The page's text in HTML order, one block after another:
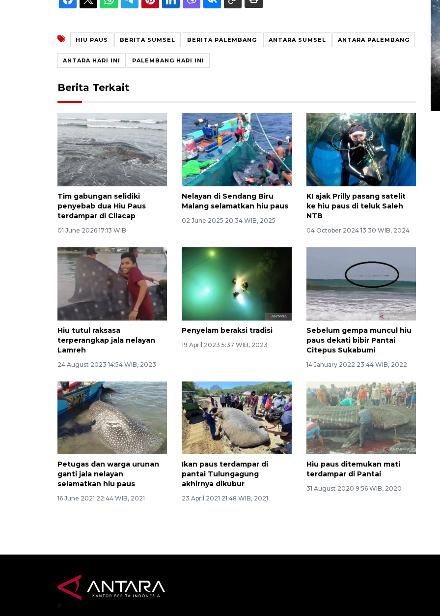
HIU PAUS BERITA SUMSEL BERITA PALEMBANG ANTARA SUMSEL ANTARA PALEMBANG
ANTARA HARI INI PALEMBANG HARI INI
Berita Terkait
Tim gabungan selidiki
penyebab dua Hiu Paus
terdampar di Cilacap
01 June 2026 17:13 WIB
Nelayan di Sendang Biru
Malang selamatkan hiu paus
02 June 2025 20:34 WIB, 2025
KI ajak Prilly pasang satelit
ke hiu paus di teluk Saleh
NTB
04 October 2024 13:30 WIB, 2024
Hiu tutul raksasa
terperangkap jala nelayan
Lamreh
24 August 2023 14:54 WIB, 2023
Penyelam beraksi tradisi
19 April 2023 5:37 WIB, 2023
Sebelum gempa muncul hiu
paus dekati bibir Pantai
Citepus Sukabumi
14 January 2022 23:44 WIB, 2022
Petugas dan warga urunan
ganti jala nelayan
selamatkan hiu paus
16 June 2021 22:44 WIB, 2021
Ikan paus terdampar di
pantai Tulungagung
akhirnya dikubur
23 April 2021 21:48 WIB, 2021
Hiu paus ditemukan mati
terdampar di Pantai
31 August 2020 9:56 WIB, 2020
>